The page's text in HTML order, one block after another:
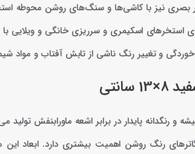
بصری نیز با کاشی‌ها و سنگ‌های روشن محوطه
و ارتفاع 13 سانتی‌متر، برای استخرهای اسکیمری و سرریزی
و تغییر رنگ ناشی از تابش آفتاب و مواد
و رنگدانه پایدار در برابر اشعه ماورابنفش